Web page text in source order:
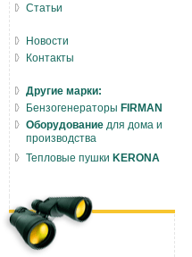
Статьи
Новости
Контакты
Другие марки:
Бензогенераторы FIRMAN
Оборудование для дома и
производства
Тепловые пушки KERONA